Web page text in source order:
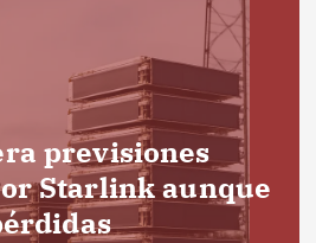
previsiones
Starlink aunque